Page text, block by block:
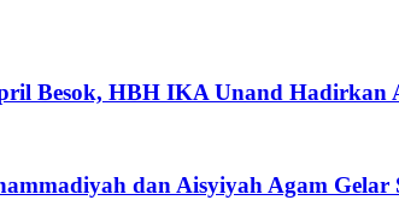
Besok, HBH IKA Unand Hadirkan
dan Aisyiyah Agam Gelar